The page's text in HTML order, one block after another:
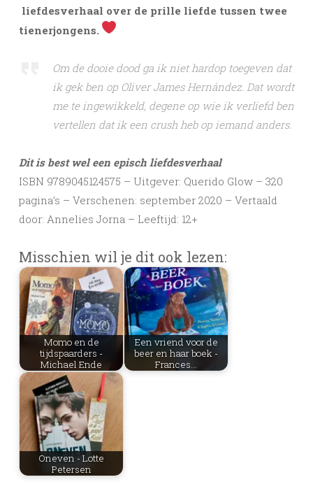
liefdesverhaal over de prille liefde tussen twee
tienerjongens.
Om de dooie dood ga ik niet hardop toegeven dat
ik gek ben op Oliver James Hernández. Dat wordt
me te ingewikkeld, degene op wie ik verliefd ben
vertellen dat ik een crush heb op iemand anders.
Dit is best wel een episch liefdesverhaal
ISBN 9789045124575 – Uitgever: Querido Glow – 320
pagina’s – Verschenen: september 2020 – Vertaald
door: Annelies Jorna – Leeftijd: 12+
Misschien wil je dit ook lezen:
Momo en de
tijdspaarders -
Michael Ende
Een vriend voor de
beer en haar boek -
Frances…
Oneven - Lotte
Petersen